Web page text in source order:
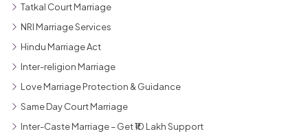
Tatkal Court Marriage
NRI Marriage Services
Hindu Marriage Act
Inter-religion Marriage
Love Marriage Protection & Guidance
Same Day Court Marriage
Inter-Caste Marriage – Get ₹10 Lakh Support